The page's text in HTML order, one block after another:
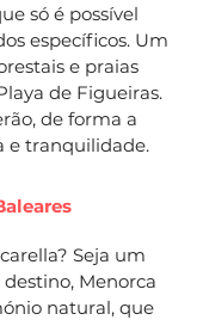
só é possível
específicos. Um
e praias
de Figueiras.
de forma a
e tranquilidade.
Seja um
Menorca
natural, que